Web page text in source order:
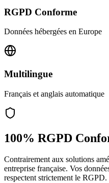
RGPD Conforme
Données hébergées en Europe
Multilingue
Français et anglais automatique
100% RGPD
Contrairement aux solutions
entreprise française. Vos
respectent strictement le RGPD.